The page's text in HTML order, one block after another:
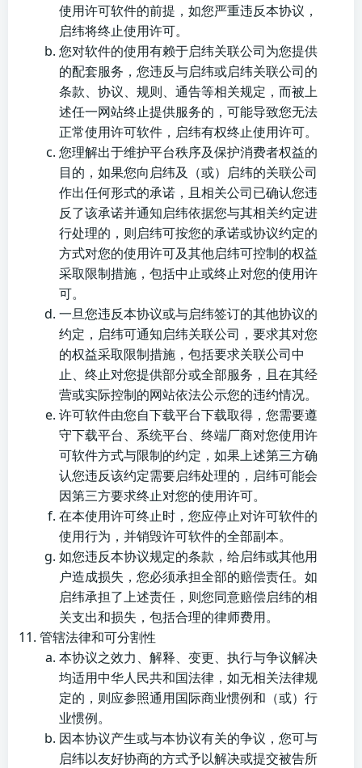
使用许可软件的前提，如您严重违反本协议，
启纬将终止使用许可。
您对软件的使用有赖于启纬关联公司为您提供
的配套服务，您违反与启纬或启纬关联公司的
条款、协议、规则、通告等相关规定，而被上
述任一网站终止提供服务的，可能导致您无法
正常使用许可软件，启纬有权终止使用许可。
您理解出于维护平台秩序及保护消费者权益的
目的，如果您向启纬及（或）启纬的关联公司
作出任何形式的承诺，且相关公司已确认您违
反了该承诺并通知启纬依据您与其相关约定进
行处理的，则启纬可按您的承诺或协议约定的
方式对您的使用许可及其他启纬可控制的权益
采取限制措施，包括中止或终止对您的使用许
可。
一旦您违反本协议或与启纬签订的其他协议的
约定，启纬可通知启纬关联公司，要求其对您
的权益采取限制措施，包括要求关联公司中
止、终止对您提供部分或全部服务，且在其经
营或实际控制的网站依法公示您的违约情况。
许可软件由您自下载平台下载取得，您需要遵
守下载平台、系统平台、终端厂商对您使用许
可软件方式与限制的约定，如果上述第三方确
认您违反该约定需要启纬处理的，启纬可能会
因第三方要求终止对您的使用许可。
在本使用许可终止时，您应停止对许可软件的
使用行为，并销毁许可软件的全部副本。
如您违反本协议规定的条款，给启纬或其他用
户造成损失，您必须承担全部的赔偿责任。如
启纬承担了上述责任，则您同意赔偿启纬的相
关支出和损失，包括合理的律师费用。
管辖法律和可分割性
本协议之效力、解释、变更、执行与争议解决
均适用中华人民共和国法律，如无相关法律规
定的，则应参照通用国际商业惯例和（或）行
业惯例。
因本协议产生或与本协议有关的争议，您可与
启纬以友好协商的方式予以解决或提交被告所